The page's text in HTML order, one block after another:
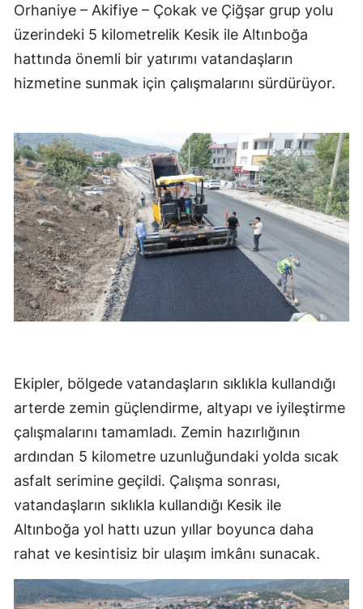
Orhaniye – Akifiye – Çokak ve Çiğşar grup yolu
üzerindeki 5 kilometrelik Kesik ile Altınboğa
hattında önemli bir yatırımı vatandaşların
hizmetine sunmak için çalışmalarını sürdürüyor.
Ekipler, bölgede vatandaşların sıklıkla kullandığı
arterde zemin güçlendirme, altyapı ve iyileştirme
çalışmalarını tamamladı. Zemin hazırlığının
ardından 5 kilometre uzunluğundaki yolda sıcak
asfalt serimine geçildi. Çalışma sonrası,
vatandaşların sıklıkla kullandığı Kesik ile
Altınboğa yol hattı uzun yıllar boyunca daha
rahat ve kesintisiz bir ulaşım imkânı sunacak.